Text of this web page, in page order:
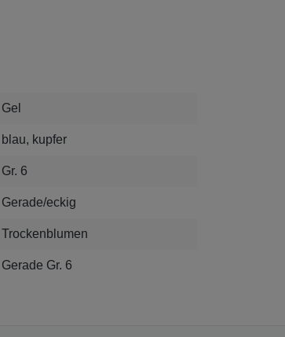
Gel
blau, kupfer
Gr. 6
Gerade/eckig
Trockenblumen
Gerade Gr. 6